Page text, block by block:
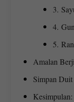
3.
4.
5.
Amalan
Simpan